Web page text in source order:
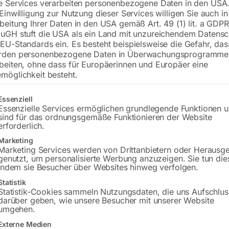
€162,00
inkl. MwSt. zzgl.Versandkosten
Lieferzeit:ca. 5 - 10 Werktage
Versandkosten Standard (Österreich):
In den
Sie haben
Anfrageformular
Services verarbeiten personenbezogene Daten in den
zur Nutzung dieser Services willigen Sie auch
Ihrer Daten in den USA gemäß Art. 49 (1) lit. a
stuft die USA als ein Land mit unzureichendem
Standards ein. Es besteht beispielsweise die Gefahr,
personenbezogene Daten in
ohne dass für Europäerinnen und Europäer eine
besteht.
eine Liste der Service-Gruppen, für die eine Einwilligung erteilt
Services ermöglichen grundlegende Funktionen
für das ordnungsgemäße Funktionieren der Website
Services werden von Drittanbietern oder
um personalisierte Werbung anzuzeigen. Sie tun
sie Besucher über Websites hinweg verfolgen.
Cookies sammeln Nutzungsdaten, die uns
geben, wie unsere Besucher mit unserer Website
Medien